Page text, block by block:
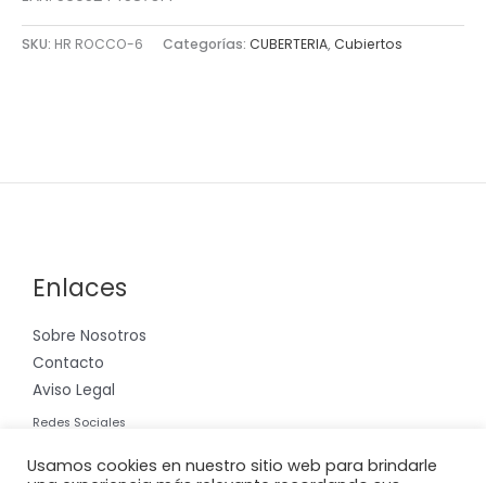
SKU: HR ROCCO-6 Categorías: CUBERTERIA,Cubiertos
Enlaces
Sobre Nosotros
Contacto
Aviso Legal
Redes Sociales
Usamos cookies en nuestro sitio web para brindarle